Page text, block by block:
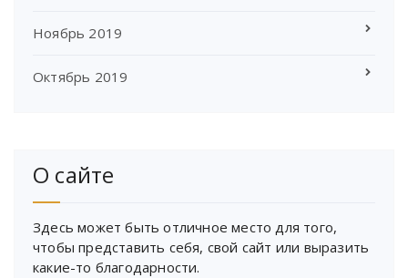
Ноябрь 2019
Октябрь 2019
О сайте
Здесь может быть отличное место для того,
чтобы представить себя, свой сайт или выразить
какие-то благодарности.